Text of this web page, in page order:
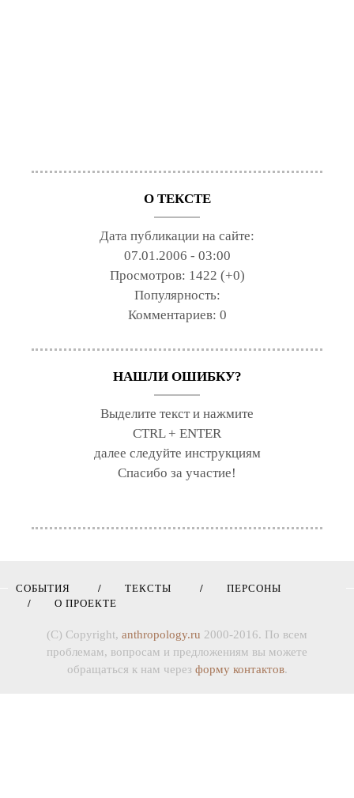
О ТЕКСТЕ
Дата публикации на сайте:
07.01.2006 - 03:00
Просмотров: 1422 (+0)
Популярность:
Комментариев: 0
НАШЛИ ОШИБКУ?
Выделите текст и нажмите
CTRL + ENTER
далее следуйте инструкциям
Спасибо за участие!
СОБЫТИЯ ТЕКСТЫ
ПЕРСОНЫ
О ПРОЕКТЕ
(C) Copyright, anthropology.ru 2000-2016. По всем
проблемам, вопросам и предложениям вы можете
обращаться к нам через форму контактов.